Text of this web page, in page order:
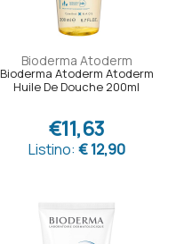
Bioderma Atoderm
Bioderma Atoderm Atoderm
Huile De Douche 200ml
€11,63
Listino: € 12,90